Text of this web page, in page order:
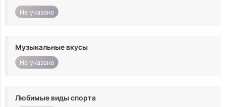
Не указано
Музыкальные вкусы
Не указано
Любимые виды спорта